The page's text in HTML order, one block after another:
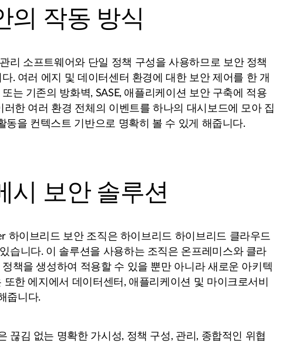
의 작동 방식
리 소프트웨어와 단일 정책 구성을 사용하므로 보안 정책
. 여러 에지 및 데이터센터 환경에 대한 보안 제어를 한 개
는 기존의 방화벽, SASE, 애플리케이션 보안 구축에 적용
한 여러 환경 전체의 이벤트를 하나의 대시보드에 모아 집
동을 컨텍스트 기반으로 명확히 볼 수 있게 해줍니다.
시 보안 솔루션
하이브리드 보안 조직은 하이브리드 하이브리드 클라우드
습니다. 이 솔루션을 사용하는 조직은 온프레미스와 클라
책을 생성하여 적용할 수 있을 뿐만 아니라 새로운 아키텍
한 에지에서 데이터센터, 애플리케이션 및 마이크로서비
줍니다.
끊김 없는 명확한 가시성, 정책 구성, 관리, 종합적인 위협